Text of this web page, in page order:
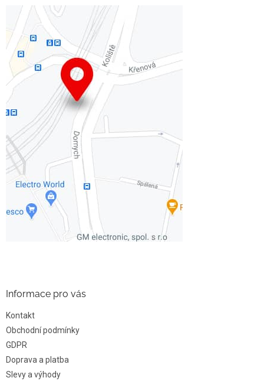
Informace pro vás
Kontakt
Obchodní podmínky
GDPR
Doprava a platba
Slevy a výhody